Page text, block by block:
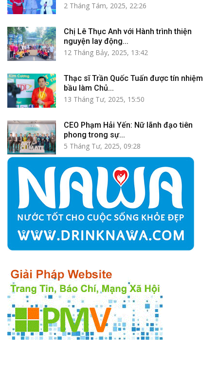
2 Tháng Tám, 2025, 22:26
Chị Lê Thục Anh với Hành trình thiện
nguyện lay động...
12 Tháng Bảy, 2025, 13:42
Thạc sĩ Trần Quốc Tuấn được tín nhiệm
bầu làm Chủ...
13 Tháng Tư, 2025, 15:50
CEO Phạm Hải Yến: Nữ lãnh đạo tiên
phong trong sự...
5 Tháng Tư, 2025, 09:28